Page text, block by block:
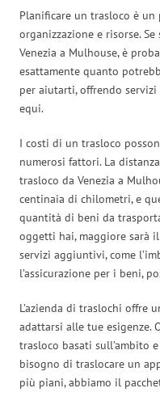
Planificare un trasloco è un
organizzazione e risorse.
Venezia a Mulhouse, è
esattamente quanto
per aiutarti, offrendo
equi.
I costi di un trasloco
numerosi fattori. La
trasloco da Venezia a
centinaia di chilometri, e
quantità di beni da
oggetti hai, maggiore sarà
servizi aggiuntivi, come
l’assicurazione per i beni,
L’azienda di traslochi offre
adattarsi alle tue esigenze.
trasloco basati sull’ambito
bisogno di traslocare un
più piani, abbiamo il